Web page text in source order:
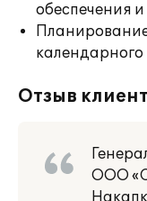
обеспечения
Отзыв
ООО